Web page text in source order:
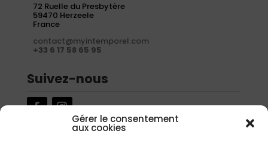
Gérer le consentement
aux cookies
72 Ruelle du Presbytère
59470 Herzeele
France
contact@myintemporel.com
+33 6 17 58 65 95
Suivez-nous